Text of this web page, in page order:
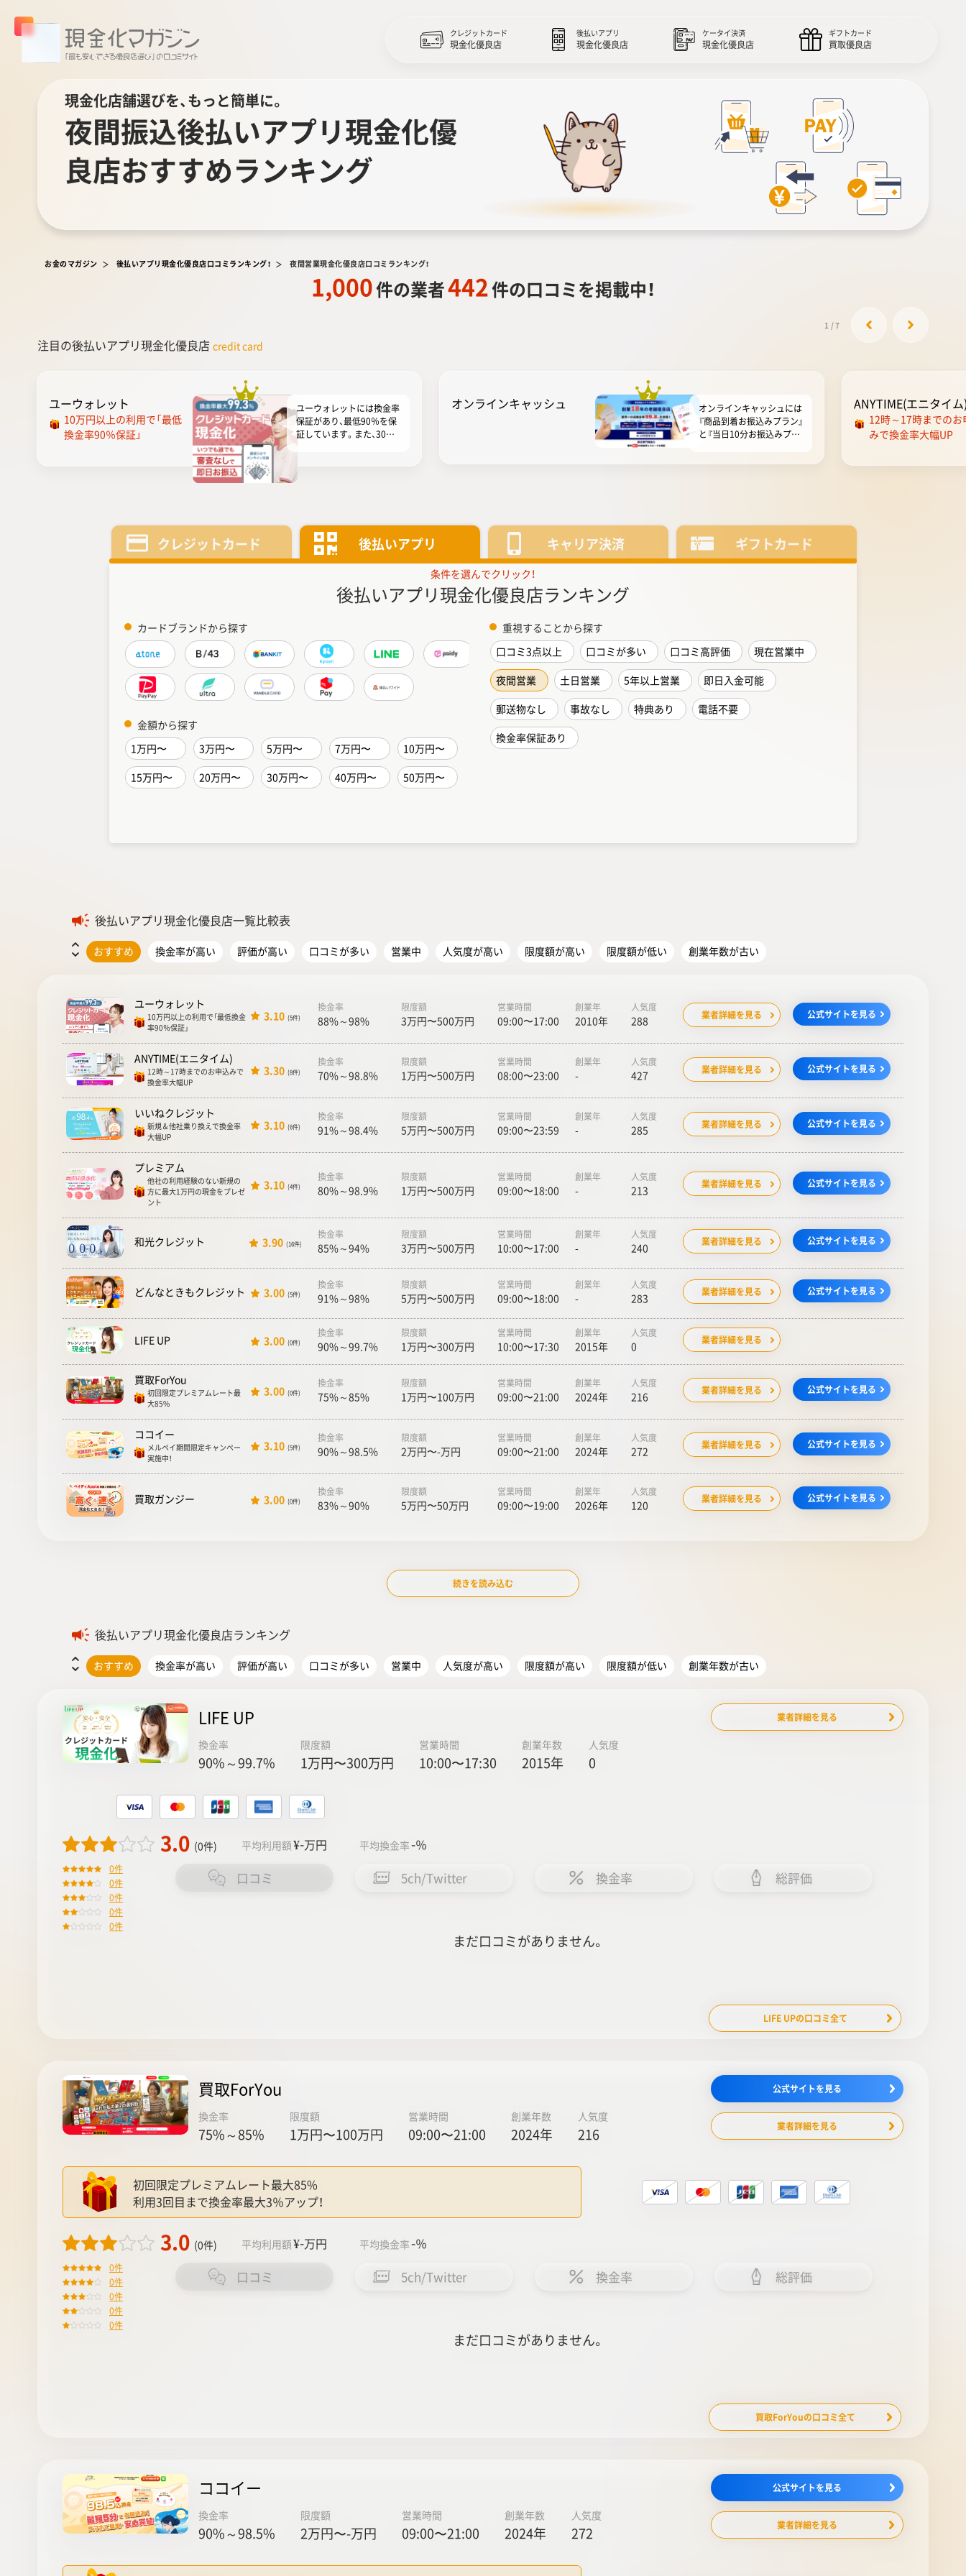
クレジットカード
現金化優良店
後払いアプリ
現金化優良店
ケータイ決済
現金化優良店
ギフトカード
買取優良店
現金化店舗選びを、もっと簡単に。
夜間振込後払いアプリ現金化優
良店おすすめランキング
お金のマガジン 後払いアプリ現金化優良店口コミランキング！ 夜間営業現金化優良店口コミランキング！
1,000件の業者442件の口コミを掲載中！
注目の後払いアプリ現金化優良店 credit card
1 /7
ユーウォレット
10万円以上の利用で「最低
換金率90％保証」
1
ユーウォレットには換金率
保証があり、最低90％を保
証しています。また、30万
円以上の利用で換金率94％
っています。現金化プラン
には「パーソナルプラン」と
「ビジネスプラン」の2つの
プ... もっと見る
オンラインキャッシュ 2
オンラインキャッシュには
『商品到着お振込みプラン』
と『当日10分お振込みプラ
最短10分で振込まれるの
で、即日現金化も叶います。
オンラインキャッシュは
18... もっと見る
ANYTIME(エニタイ
12時～17時までのお
みで換金率大幅UP
クレジットカード 後払いアプリ キャリア決済 ギフトカード
条件を選んでクリック！
後払いアプリ現金化優良店ランキング
カードブランドから探す
金額から探す
1万円〜
3万円〜 5万円〜 7万円〜
10万円〜
15万円〜
20万円〜 30万円〜 40万円〜 50万円〜
重視することから探す
口コミ3点以上
口コミが多い 口コミ高評価
現在営業中
夜間営業
土日営業 5年以上営業
即日入金可能
郵送物なし
事故なし 特典あり
電話不要
換金率保証あり
後払いアプリ現金化優良店一覧比較表
おすすめ 換金率が高い 評価が高い 口コミが多い 営業中 人気度が高い 限度額が高い 限度額が低い 創業年数が古い
ユーウォレット
10万円以上の利用で「最低換金
率90％保証」
3.10 (5件)
換金率
88%～98%
限度額
3万円〜500万円
営業時間
09:00〜17:00
創業年
2010年
人気度
288 業者詳細を見る 公式サイトを見る
ANYTIME(エニタイム)
12時～17時までのお申込みで
換金率大幅UP
3.30 (8件)
換金率
70%～98.8%
限度額
1万円〜500万円
営業時間
08:00〜23:00
創業年
-
人気度
427 業者詳細を見る 公式サイトを見る
いいねクレジット
新規＆他社乗り換えで換金率
大幅UP
3.10 (6件)
換金率
91%～98.4%
限度額
5万円〜500万円
営業時間
09:00〜23:59
創業年
-
人気度
285 業者詳細を見る 公式サイトを見る
プレミアム
他社の利用経験のない新規の
方に最大1万円の現金をプレゼ
ント
3.10 (4件)
換金率
80%～98.9%
限度額
1万円〜500万円
営業時間
09:00〜18:00
創業年
-
人気度
213 業者詳細を見る 公式サイトを見る
和光クレジット 3.90 (16件)
換金率
85%～94%
限度額
3万円〜500万円
営業時間
10:00〜17:00
創業年
-
人気度
240 業者詳細を見る 公式サイトを見る
どんなときもクレジット 3.00 (5件)
換金率
91%～98%
限度額
5万円〜500万円
営業時間
09:00〜18:00
創業年
-
人気度
283 業者詳細を見る 公式サイトを見る
LIFE UP 3.00 (0件)
換金率
90%～99.7%
限度額
1万円〜300万円
営業時間
10:00〜17:30
創業年
2015年
人気度
0 業者詳細を見る
買取ForYou
初回限定プレミアムレート最
大85%
3.00 (0件)
換金率
75%～85%
限度額
1万円〜100万円
営業時間
09:00〜21:00
創業年
2024年
人気度
216 業者詳細を見る 公式サイトを見る
ココイー
メルペイ期間限定キャンペー
実施中！
3.10 (5件)
換金率
90%～98.5%
限度額
2万円〜-万円
営業時間
09:00〜21:00
創業年
2024年
人気度
272 業者詳細を見る 公式サイトを見る
買取ガンジー 3.00 (0件)
換金率
83%～90%
限度額
5万円〜50万円
営業時間
09:00〜19:00
創業年
2026年
人気度
120 業者詳細を見る 公式サイトを見る
続きを読み込む
後払いアプリ現金化優良店ランキング
おすすめ 換金率が高い 評価が高い 口コミが多い 営業中 人気度が高い 限度額が高い 限度額が低い 創業年数が古い
LIFE UP
換金率
90%～99.7%
限度額
1万円〜300万円
営業時間
10:00〜17:30
創業年数
2015年
人気度
0
業者詳細を見る
3.0 (0件) 平均利用額¥-万円 平均換金率-％
0件
0件
0件
0件
0件
口コミ 5ch/Twitter 換金率 総評価
まだ口コミがありません。
LIFE UPの口コミ全て
買取ForYou
換金率
75%～85%
限度額
1万円〜100万円
営業時間
09:00〜21:00
創業年数
2024年
人気度
216
公式サイトを見る
業者詳細を見る
初回限定プレミアムレート最大85%
利用3回目まで換金率最大3％アップ！
3.0 (0件) 平均利用額¥-万円 平均換金率-％
0件
0件
0件
0件
0件
口コミ 5ch/Twitter 換金率 総評価
まだ口コミがありません。
買取ForYouの口コミ全て
ココイー
換金率
90%～98.5%
限度額
2万円〜-万円
営業時間
09:00〜21:00
創業年数
2024年
人気度
272
公式サイトを見る
業者詳細を見る